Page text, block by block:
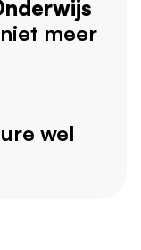
niet meer
wel